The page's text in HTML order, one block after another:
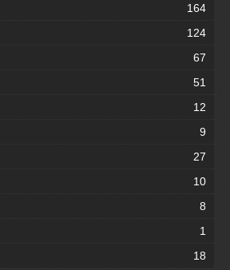
164
124
67
51
12
9
27
10
8
1
18